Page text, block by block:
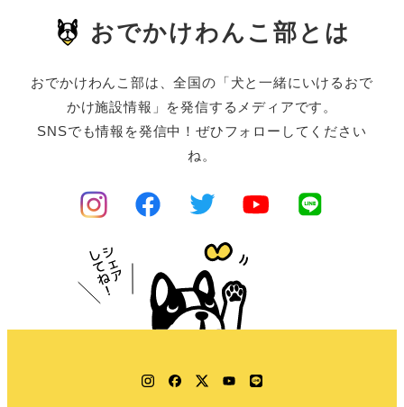
おでかけわんこ部とは
おでかけわんこ部は、全国の「犬と一緒にいけるおで
かけ施設情報」を発信するメディアです。
SNSでも情報を発信中！ぜひフォローしてください
ね。
Instagram
Facebook
TwitterYouTube
LINE